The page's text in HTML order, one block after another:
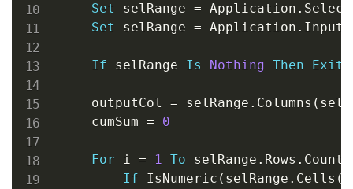
Set selRange = Application .
Set selRange = Application .
If selRange Is Nothing Then Exit
    outputCol
= selRange . Columns (
    cumSum
= 0
For i = 1 To selRange . Rows . Count
If IsNumeric ( selRange . Cells (